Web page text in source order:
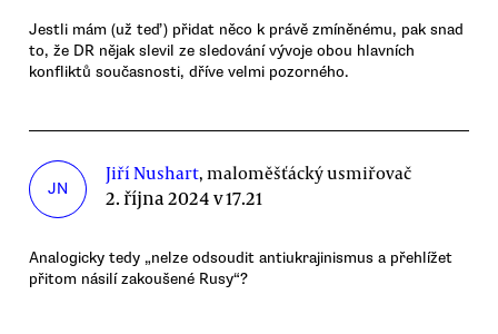
Jestli mám (už teď) přidat něco k právě zmíněnému, pak snad
to, že DR nějak slevil ze sledování vývoje obou hlavních
konfliktů současnosti, dříve velmi pozorného.
JN
Jiří Nushart, maloměšťácký usmiřovač
2. října 2024 v 17.21
Analogicky tedy „nelze odsoudit antiukrajinismus a přehlížet
přitom násilí zakoušené Rusy“?